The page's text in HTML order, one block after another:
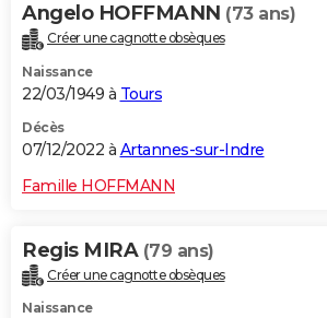
Angelo HOFFMANN (73 ans)
Créer une cagnotte obsèques
Naissance
22/03/1949 à Tours
Décès
07/12/2022 à Artannes-sur-Indre
Famille HOFFMANN
Regis MIRA (79 ans)
Créer une cagnotte obsèques
Naissance